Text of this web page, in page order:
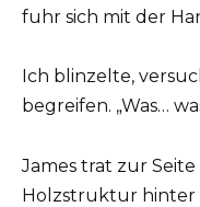
fuhr sich mit der
Ich blinzelte,
begreifen. „Was…
James trat zur
Holzstruktur hinter